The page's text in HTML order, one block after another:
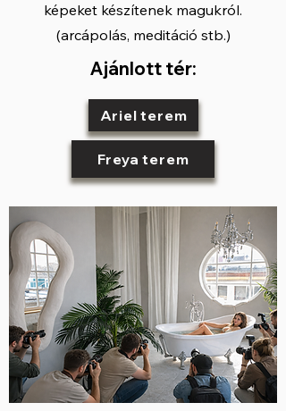
képeket készítenek magukról.
(arcápolás, meditáció stb.)
Ajánlott tér:
Ariel terem
Freya terem